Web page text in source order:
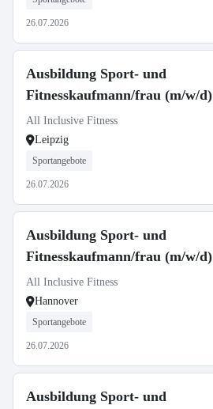
26.07.2026
Ausbildung Sport- und
Fitnesskaufmann/frau (m/w/d)
All Inclusive Fitness
Leipzig
Sportangebote
26.07.2026
Ausbildung Sport- und
Fitnesskaufmann/frau (m/w/d)
All Inclusive Fitness
Hannover
Sportangebote
26.07.2026
Ausbildung Sport- und